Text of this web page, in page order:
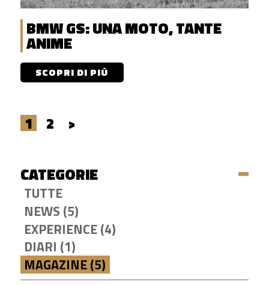
BMW GS: UNA MOTO, TANTE
ANIME
SCOPRI DI PIÙ
1 2 >
CATEGORIE
TUTTE
NEWS (5)
EXPERIENCE (4)
DIARI (1)
MAGAZINE (5)